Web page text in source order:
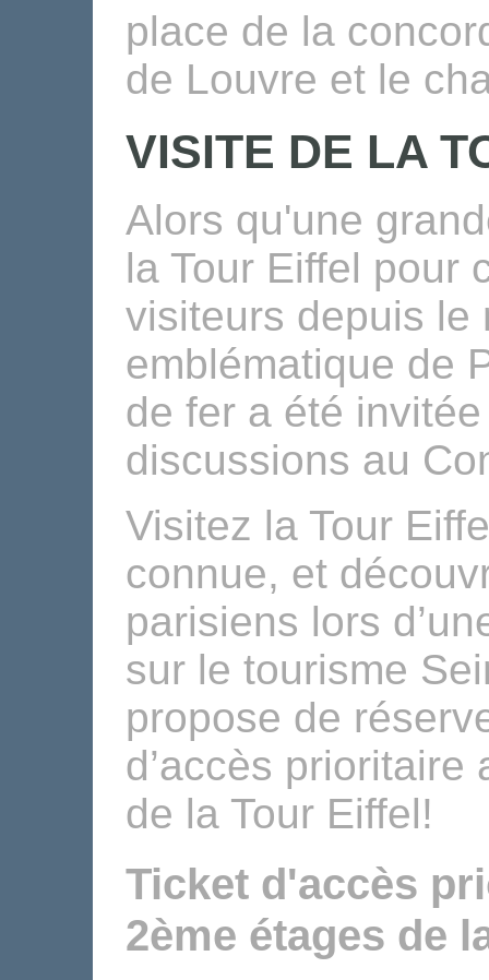
place de la
de Louvre et le
VISITE DE LA
Alors qu'une
la Tour Eiffel pour
visiteurs depuis le
emblématique de
de fer a été
discussions au
Visitez la Tour
connue, et
parisiens lors
sur le tourisme
propose de
d’accès
de la Tour Eiffel!
Ticket d'accès
2ème étages de